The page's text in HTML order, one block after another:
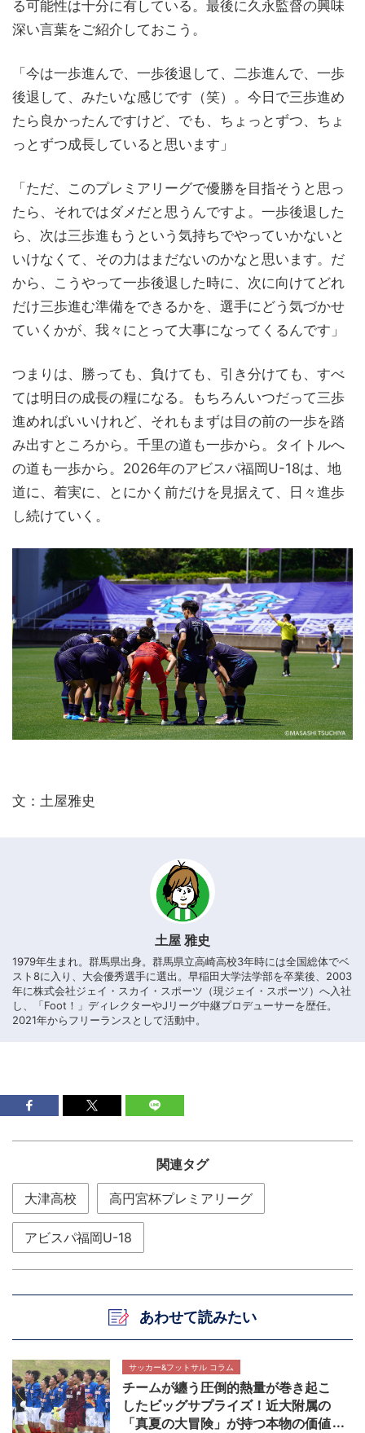
る可能性は十分に有している。最後に久永監督の興味
深い言葉をご紹介しておこう。
「今は一歩進んで、一歩後退して、二歩進んで、一歩
後退して、みたいな感じです（笑）。今日で三歩進め
たら良かったんですけど、でも、ちょっとずつ、ちょ
っとずつ成長していると思います」
「ただ、このプレミアリーグで優勝を目指そうと思っ
たら、それではダメだと思うんですよ。一歩後退した
ら、次は三歩進もうという気持ちでやっていかないと
いけなくて、その力はまだないのかなと思います。だ
から、こうやって一歩後退した時に、次に向けてどれ
だけ三歩進む準備をできるかを、選手にどう気づかせ
ていくかが、我々にとって大事になってくるんです」
つまりは、勝っても、負けても、引き分けても、すべ
ては明日の成長の糧になる。もちろんいつだって三歩
進めればいいけれど、それもまずは目の前の一歩を踏
み出すところから。千里の道も一歩から。タイトルへ
の道も一歩から。2026年のアビスパ福岡U-18は、地
道に、着実に、とにかく前だけを見据えて、日々進歩
し続けていく。
文：土屋雅史
土屋 雅史
1979年生まれ。群馬県出身。群馬県立高崎高校3年時には全国総体でベ
スト8に入り、大会優秀選手に選出。早稲田大学法学部を卒業後、2003
年に株式会社ジェイ・スカイ・スポーツ（現ジェイ・スポーツ）へ入社
し、「Foot！」ディレクターやJリーグ中継プロデューサーを歴任。
2021年からフリーランスとして活動中。
関連タグ
大津高校 高円宮杯プレミアリーグ
アビスパ福岡U-18
あわせて読みたい
サッカー&フットサル コラム
チームが纏う圧倒的熱量が巻き起こ
したビッグサプライズ！近大附属の
「真夏の大冒険」が持つ本物の価値